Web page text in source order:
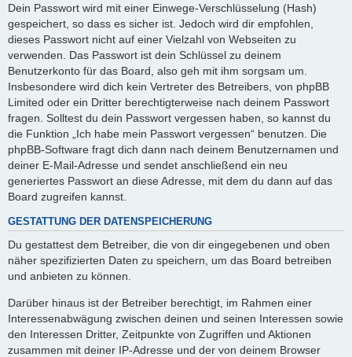
Dein Passwort wird mit einer Einwege-Verschlüsselung (Hash)
gespeichert, so dass es sicher ist. Jedoch wird dir empfohlen,
dieses Passwort nicht auf einer Vielzahl von Webseiten zu
verwenden. Das Passwort ist dein Schlüssel zu deinem
Benutzerkonto für das Board, also geh mit ihm sorgsam um.
Insbesondere wird dich kein Vertreter des Betreibers, von phpBB
Limited oder ein Dritter berechtigterweise nach deinem Passwort
fragen. Solltest du dein Passwort vergessen haben, so kannst du
die Funktion „Ich habe mein Passwort vergessen“ benutzen. Die
phpBB-Software fragt dich dann nach deinem Benutzernamen und
deiner E-Mail-Adresse und sendet anschließend ein neu
generiertes Passwort an diese Adresse, mit dem du dann auf das
Board zugreifen kannst.
GESTATTUNG DER DATENSPEICHERUNG
Du gestattest dem Betreiber, die von dir eingegebenen und oben
näher spezifizierten Daten zu speichern, um das Board betreiben
und anbieten zu können.
Darüber hinaus ist der Betreiber berechtigt, im Rahmen einer
Interessenabwägung zwischen deinen und seinen Interessen sowie
den Interessen Dritter, Zeitpunkte von Zugriffen und Aktionen
zusammen mit deiner IP-Adresse und der von deinem Browser